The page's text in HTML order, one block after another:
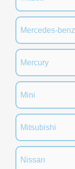
Mercedes-benz
Mercury
Mini
Mitsubishi
Nissan